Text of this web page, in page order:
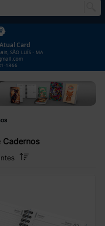
Card
SÃO LUÍS - MA
1366
Cadernos